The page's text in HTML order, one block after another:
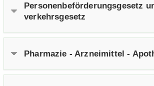
Per­so­nen­be­för­de­rungs­ge­setz
ver­kehrs­ge­setz
Phar­ma­zie - Arz­nei­mit­tel -